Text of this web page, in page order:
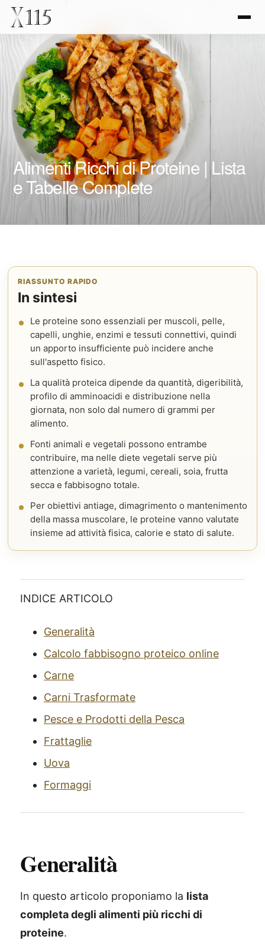
Alimenti Ricchi di Proteine | Lista
e Tabelle Complete
RIASSUNTO RAPIDO
In sintesi
Le proteine sono essenziali per muscoli, pelle,
capelli, unghie, enzimi e tessuti connettivi, quindi
un apporto insufficiente può incidere anche
sull'aspetto fisico.
La qualità proteica dipende da quantità, digeribilità,
profilo di amminoacidi e distribuzione nella
giornata, non solo dal numero di grammi per
alimento.
Fonti animali e vegetali possono entrambe
contribuire, ma nelle diete vegetali serve più
attenzione a varietà, legumi, cereali, soia, frutta
secca e fabbisogno totale.
Per obiettivi antiage, dimagrimento o mantenimento
della massa muscolare, le proteine vanno valutate
insieme ad attività fisica, calorie e stato di salute.
INDICE ARTICOLO
Generalità
Calcolo fabbisogno proteico online
Carne
Carni Trasformate
Pesce e Prodotti della Pesca
Frattaglie
Uova
Formaggi
Generalità
In questo articolo proponiamo la lista
completa degli alimenti più ricchi di
proteine.